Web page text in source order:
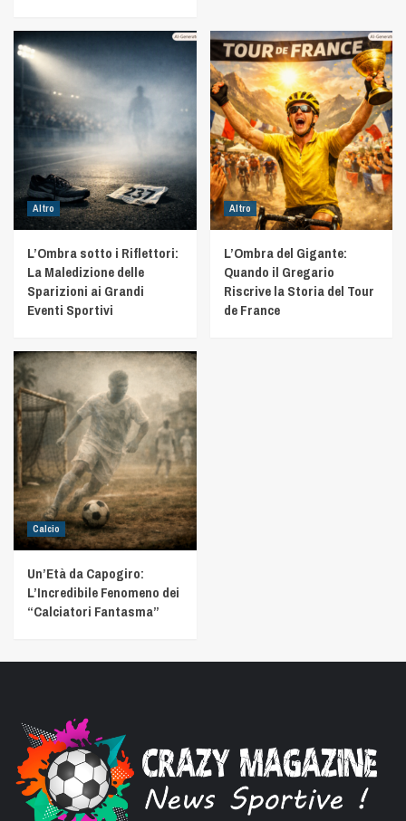
Altro
L’Ombra sotto i Riflettori:
La Maledizione delle
Sparizioni ai Grandi
Eventi Sportivi
Altro
L’Ombra del Gigante:
Quando il Gregario
Riscrive la Storia del Tour
de France
Calcio
Un’Età da Capogiro:
L’Incredibile Fenomeno dei
“Calciatori Fantasma”